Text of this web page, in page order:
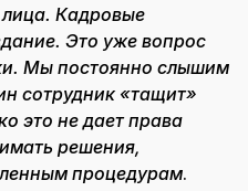
Кадровые
Это уже вопрос
Мы постоянно слышим
сотрудник «тащит»
это не дает права
решения,
процедурам.